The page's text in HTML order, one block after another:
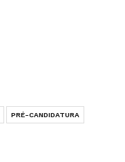
PRÉ-CANDIDATURA